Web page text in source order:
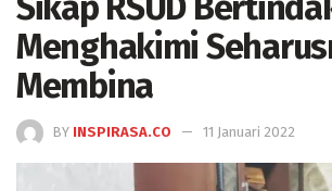
Menghakimi
Membina
BY INSPIRASA.CO 11 Januari 2022